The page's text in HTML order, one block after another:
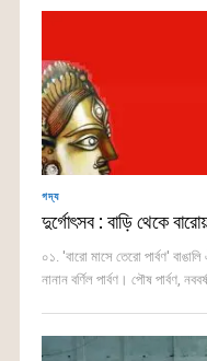
গদ্য
দুর্গোৎসব : বাড়ি থেকে
০১. 'বারো মাসে তেরো পার্বণ'
নানান বর্ণিল পার্বণ। পৌষ পার্বণ,